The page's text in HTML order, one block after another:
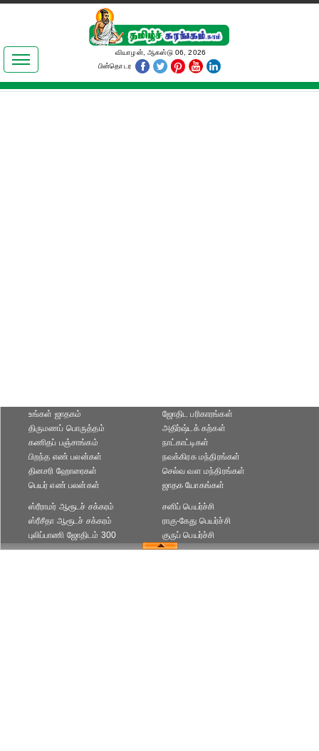
இலக்கியங்கள்
தமிழ் உலகம்
வியாழன், ஆகஸ்டு 06, 2026
பின்தொடர
உங்கள் ஜாதகம்
திருமணப் பொருத்தம்
கணிதப் பஞ்சாங்கம்
ஜோதிட ப‌ரிகார‌ங்க‌ள்
அதிர்ஷ்டக் கற்கள்
நாட்காட்டிகள்
பிறந்த எண் பலன்கள்
தினசரி ஹோரைகள்
பெயர் எண் பலன்கள்
நவக்கிரக மந்திரங்கள்
செல்வ வள மந்திரங்கள்
ஜாதக யோகங்கள்
ஸ்ரீராமர் ஆரூடச் சக்கரம்
ஸ்ரீசீதா ஆரூடச் சக்கரம்
புலிப்பாணி ஜோதிடம் 300
சனிப் பெயர்ச்சி
ராகு-கேது பெயர்ச்சி
குருப் பெயர்ச்சி